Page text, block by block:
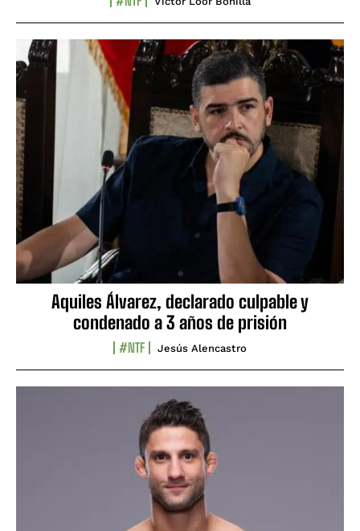
Aquiles Álvarez, declarado culpable y
condenado a 3 años de prisión
#NTF Jesús Alencastro